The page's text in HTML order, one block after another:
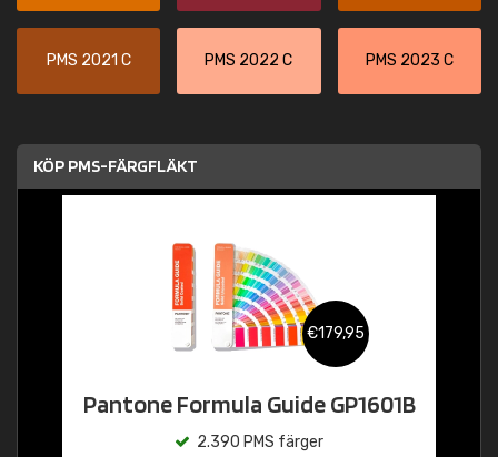
PMS 2021 C PMS 2022 C PMS 2023 C
KÖP PMS-FÄRGFLÄKT
€179,95
Pantone Formula Guide GP1601B
2.390 PMS färger